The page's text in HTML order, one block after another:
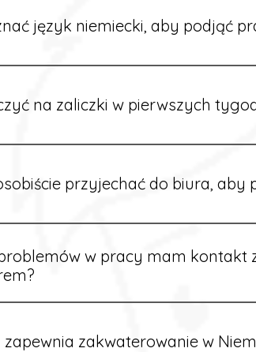
język niemiecki, aby podjąć
ofert nie wymaga znajomości języka.
na zaliczki w pierwszych
sytuacjach możesz otrzymać zaliczkę
przyjechać do biura, aby
są osobiście w naszym biurze.
prawidłowo.
w pracy mam kontakt
zakwaterowanie w